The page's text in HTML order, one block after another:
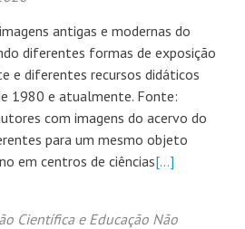
antigas e modernas do
diferentes formas de exposição
e diferentes recursos didáticos
1980 e atualmente. Fonte:
com imagens do acervo do
para um mesmo objeto
em centros de ciências[…]
Científica e Educação Não